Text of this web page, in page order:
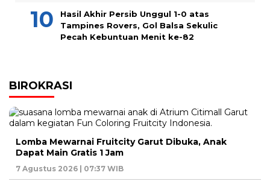
Hasil Akhir Persib Unggul 1-0 atas
Tampines Rovers, Gol Balsa Sekulic
Pecah Kebuntuan Menit ke-82
BIROKRASI
Lomba Mewarnai Fruitcity Garut Dibuka, Anak
Dapat Main Gratis 1 Jam
7 Agustus 2026 | 07:37 WIB